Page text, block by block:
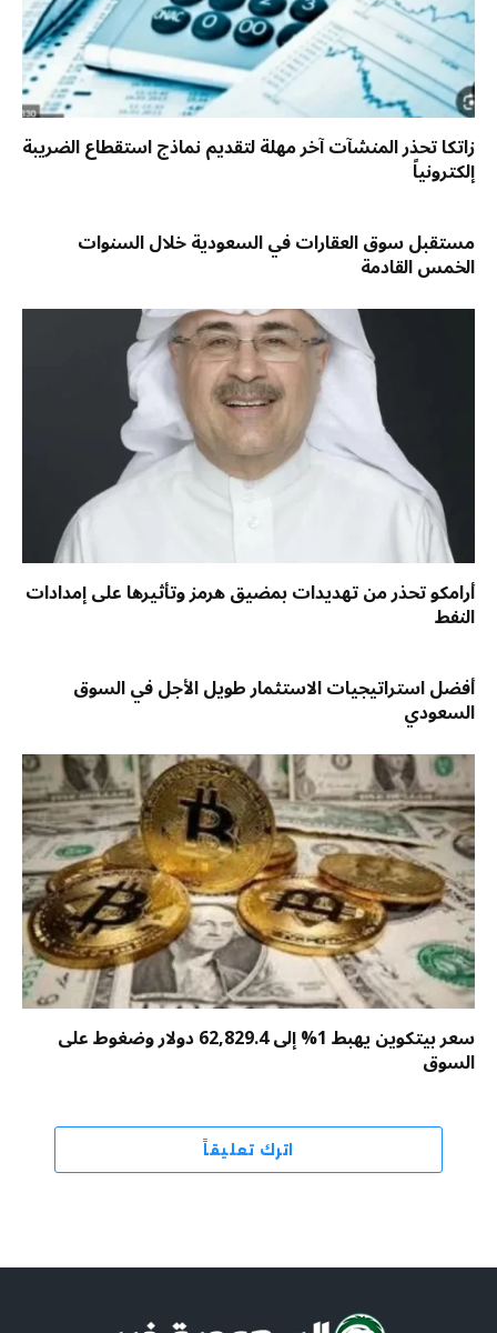
زاتكا تحذر المنشآت آخر مهلة لتقديم نماذج استقطاع الضريبة
إلكترونياً
مستقبل سوق العقارات في السعودية خلال السنوات
الخمس القادمة
أرامكو تحذر من تهديدات بمضيق هرمز وتأثيرها على إمدادات
النفط
أفضل استراتيجيات الاستثمار طويل الأجل في السوق
السعودي
سعر بيتكوين يهبط 1% إلى 62,829.4 دولار وضغوط على
السوق
اترك تعليقاً